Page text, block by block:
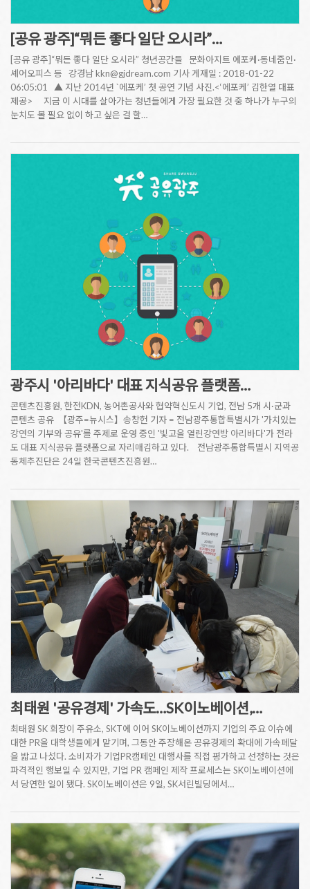
[공유 광주]“뭐든 좋다 일단 오시라”…
[공유 광주]“뭐든 좋다 일단 오시라” 청년공간들 문화아지트 에포케·동네줌인·
셰어오피스 등 강경남 kkn@gjdream.com 기사 게재일 : 2018-01-22
06:05:01 ▲ 지난 2014년 `에포케’ 첫 공연 기념 사진.<‘에포케’ 김한열 대표
제공> 지금 이 시대를 살아가는 청년들에게 가장 필요한 것 중 하나가 누구의
눈치도 볼 필요 없이 하고 싶은 걸 할…
광주시 '아리바다' 대표 지식공유 플랫폼…
콘텐츠진흥원, 한전KDN, 농어촌공사와 협약혁신도시 기업, 전남 5개 시·군과
콘텐츠 공유 【광주=뉴시스】송창헌 기자 = 전남광주통합특별시가 '가치있는
강연의 기부와 공유'를 주제로 운영 중인 '빛고을 열린강연방 아리바다'가 전라
도 대표 지식공유 플랫폼으로 자리매김하고 있다. 전남광주통합특별시 지역공
동체추진단은 24일 한국콘텐츠진흥원…
최태원 '공유경제' 가속도…SK이노베이션,…
최태원 SK 회장이 주유소, SKT에 이어 SK이노베이션까지 기업의 주요 이슈에
대한 PR을 대학생들에게 맡기며, 그동안 주장해온 공유경제의 확대에 가속페달
을 밟고 나섰다. 소비자가 기업PR캠페인 대행사를 직접 평가하고 선정하는 것은
파격적인 행보일 수 있지만, 기업 PR 캠페인 제작 프로세스는 SK이노베이션에
서 당연한 일이 됐다. SK이노베이션은 9일, SK서린빌딩에서…